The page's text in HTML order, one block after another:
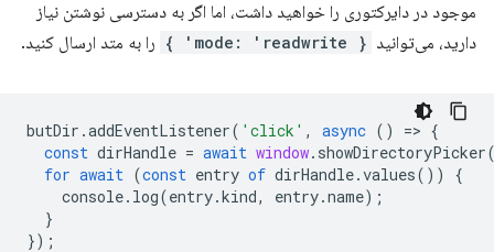
موجود در دایرکتوری را خواهید داشت، اما اگر به دسترسی نوشتن نیاز
دارید، می‌توانید { mode: 'readwrite' } را به متد ارسال کنید.
butDir .addEventListener( 'click' , async () => {
const dirHandle = await window. showDirectoryPicker
for await (const entry of dirHandle.values())
{
console. log(entry.kind, entry.name);
}
});